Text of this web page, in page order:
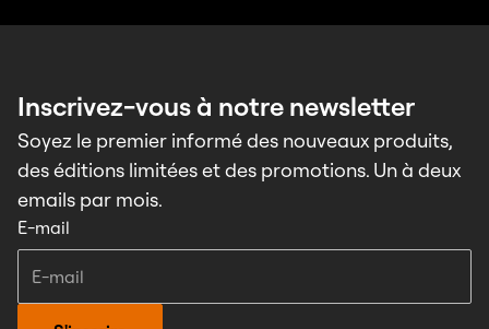
Inscrivez-vous à notre newsletter
Soyez le premier informé des nouveaux produits,
des éditions limitées et des promotions. Un à deux
emails par mois.
E-mail